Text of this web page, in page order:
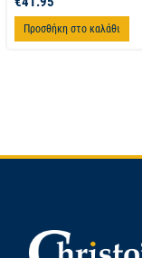
Προσθήκη στο καλάθι